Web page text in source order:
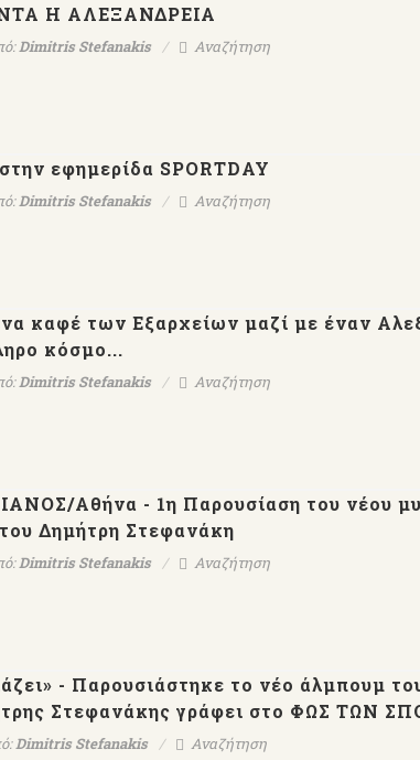
Η ΑΛΕΞΑΝΔΡΕΙΑ
Dimitris Stefanakis Αναζήτηση
εφημερίδα SPORTDAY
Dimitris Stefanakis Αναζήτηση
καφέ των Εξαρχείων μαζί με έναν
κόσμο...
Dimitris Stefanakis Αναζήτηση
Αθήνα - 1η Παρουσίαση του νέου
Δημήτρη Στεφανάκη
Dimitris Stefanakis Αναζήτηση
- Παρουσιάστηκε το νέο άλμπουμ
Στεφανάκης γράφει στο ΦΩΣ ΤΩΝ
Dimitris Stefanakis Αναζήτηση